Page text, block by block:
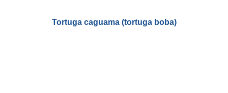
Tortuga caguama (tortuga boba)